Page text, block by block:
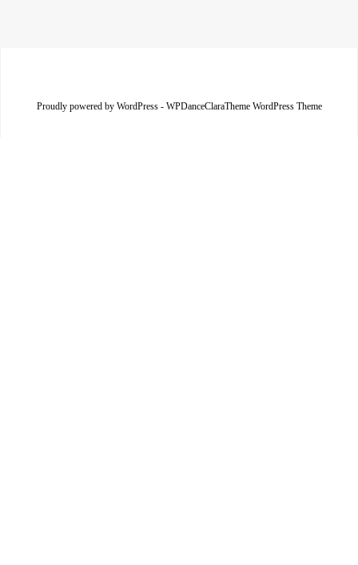
Proudly powered by WordPress- WPDanceClaraTheme WordPress Theme